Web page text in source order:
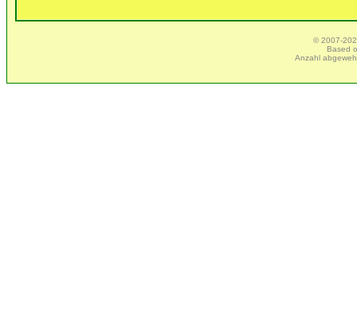
© 2007-
Based
Anzahl